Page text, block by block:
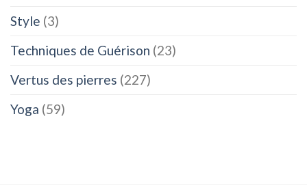
Style (3)
Techniques de Guérison (23)
Vertus des pierres (227)
Yoga (59)